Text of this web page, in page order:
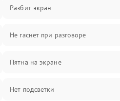
Разбит экран
Не гаснет при разговоре
Пятна на экране
Нет подсветки